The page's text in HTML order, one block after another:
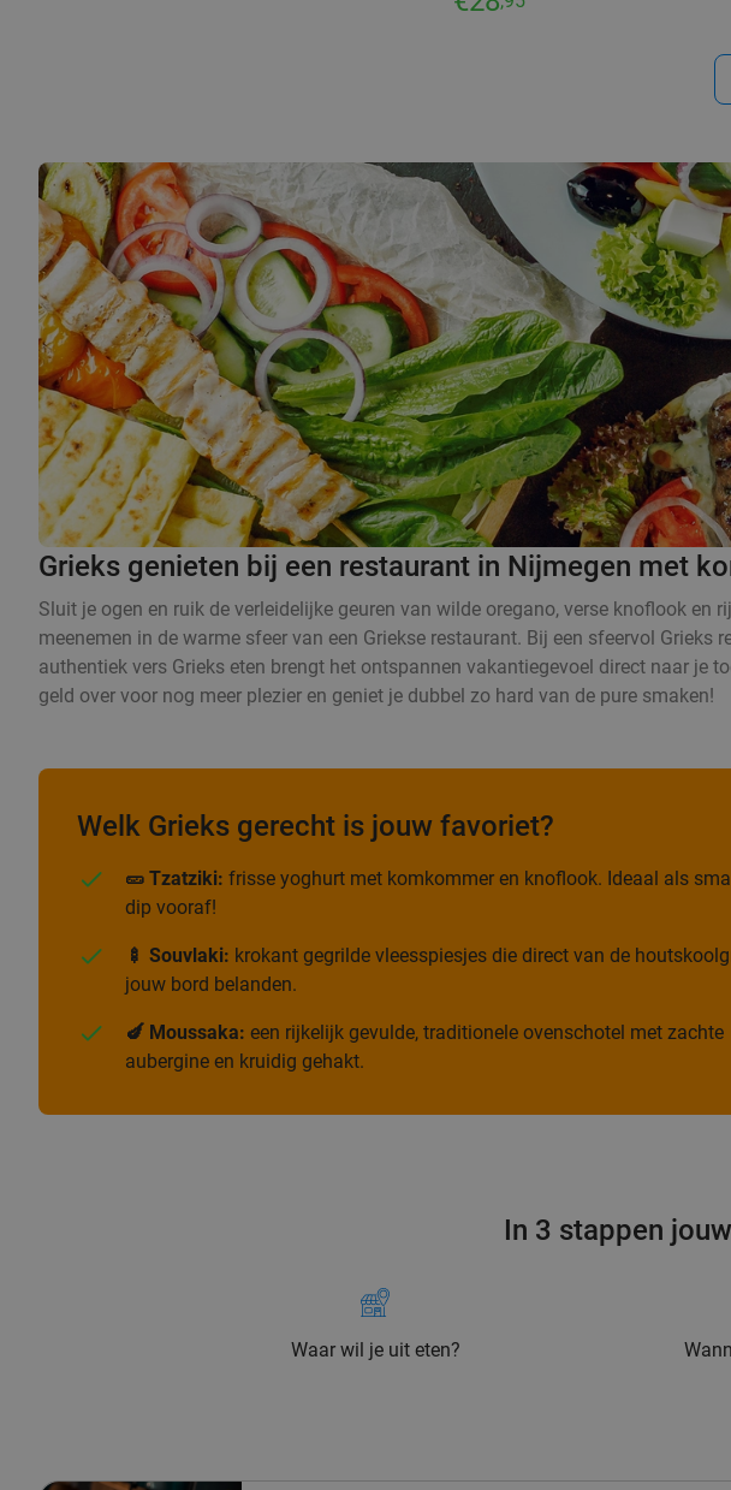
Grieks genieten bij een restaurant in Nijmegen met
Sluit je ogen en ruik de verleidelijke geuren van wilde oregano, verse knoflook
meenemen in de warme sfeer van een Griekse restaurant. Bij een sfeervol
authentiek vers Grieks eten brengt het ontspannen vakantiegevoel direct naar je
geld over voor nog meer plezier en geniet je dubbel zo hard van de pure smaken!
Welk Grieks gerecht is jouw favoriet?
🥒 Tzatziki: frisse yoghurt met komkommer en knoflook. Ideaal als
dip vooraf!
🍢 Souvlaki: krokant gegrilde vleesspiesjes die direct van de
jouw bord belanden.
🍆 Moussaka: een rijkelijk gevulde, traditionele ovenschotel met zachte
aubergine en kruidig gehakt.
In 3 stappen
Waar wil je uit eten?